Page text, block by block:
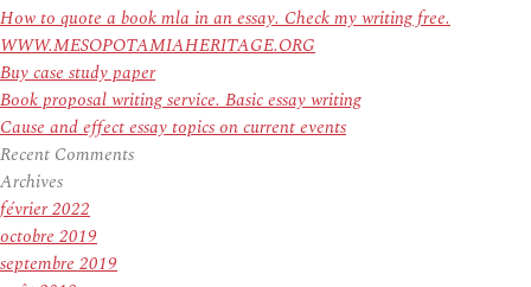
How to quote a book mla in an essay. Check my writing free.
WWW.MESOPOTAMIAHERITAGE.ORG
Buy case study paper
Book proposal writing service. Basic essay writing
Cause and effect essay topics on current events
Recent Comments
Archives
février 2022
octobre 2019
septembre 2019